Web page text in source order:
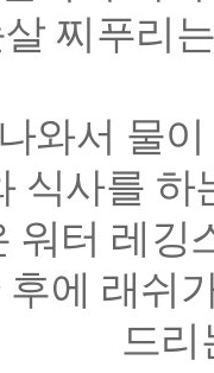
찌푸리
와서 물
식사를 하
워터 레깅
에 래쉬
드리